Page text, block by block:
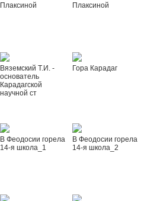
Плаксиной
Плаксиной
Вяземский Т.И. -
основатель
Карадагской
научной ст
Гора Карадаг
В Феодосии горела
14-я школа_1
В Феодосии горела
14-я школа_2